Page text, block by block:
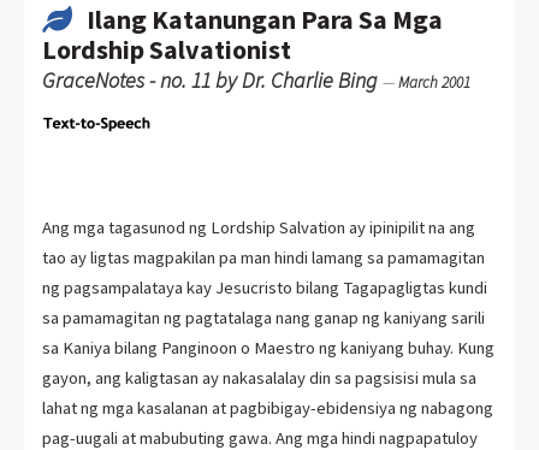
Ilang Katanungan Para Sa Mga
Lordship Salvationist
GraceNotes - no. 11 by Dr. Charlie Bing —March 2001
Ang mga tagasunod ng Lordship Salvation ay ipinipilit na ang
tao ay ligtas magpakilan pa man hindi lamang sa pamamagitan
ng pagsampalataya kay Jesucristo bilang Tagapagligtas kundi
sa pamamagitan ng pagtatalaga nang ganap ng kaniyang sarili
sa Kaniya bilang Panginoon o Maestro ng kaniyang buhay. Kung
gayon, ang kaligtasan ay nakasalalay din sa pagsisisi mula sa
lahat ng mga kasalanan at pagbibigay-ebidensiya ng nabagong
pag-uugali at mabubuting gawa. Ang mga hindi nagpapatuloy